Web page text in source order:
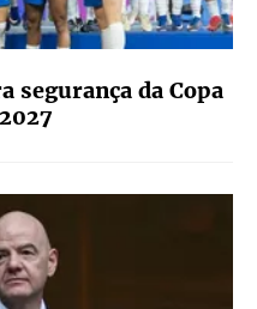
segurança da Copa